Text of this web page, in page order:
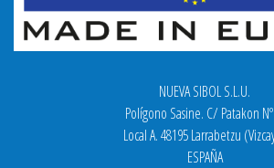
NUEVA SIBOL S.L.U.
Polígono Sasine. C/ Patakon
Local A. 48195 Larrabetzu
ESPAÑA